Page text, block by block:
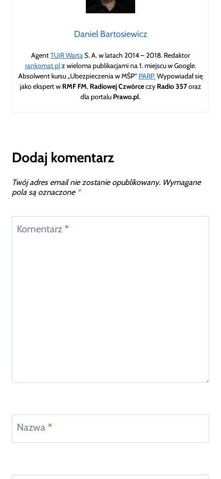
Daniel Bartosiewicz
AgentTUiR WartaS. A. w latach 2014 – 2018. Redaktor
rankomat.plz wieloma publikacjami na 1. miejscu w Google.
Absolwent kursu „Ubezpieczenia w MŚP” PARP.Wypowiadał się
jako ekspert w RMF FM, Radiowej Czwórceczy Radio 357oraz
dla portalu Prawo.pl.
Dodaj komentarz
Twój adres email nie zostanie opublikowany. Wymagane
pola są oznaczone *
Komentarz *
Nazwa *